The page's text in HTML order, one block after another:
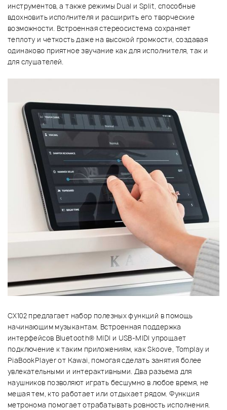
инструментов, а также режимы Dual и Split, способные
вдохновить исполнителя и расширить его творческие
возможности. Встроенная стереосистема сохраняет
теплоту и четкость даже на высокой громкости, создавая
одинаково приятное звучание как для исполнителя, так и
для слушателей.
CX102 предлагает набор полезных функций в помощь
начинающим музыкантам. Встроенная поддержка
интерфейсов Bluetooth® MIDI и USB-MIDI упрощает
подключение к таким приложениям, как Skoove, Tomplay и
PiaBookPlayer от Kawai, помогая сделать занятия более
увлекательными и интерактивными. Два разъема для
наушников позволяют играть бесшумно в любое время, не
мешая тем, кто работает или отдыхает рядом. Функция
метронома помогает отрабатывать ровность исполнения.